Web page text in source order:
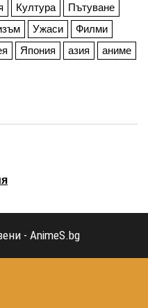
Култура
Пътуване
Ужаси
Филми
Япония азия
аниме
- AnimeS.bg